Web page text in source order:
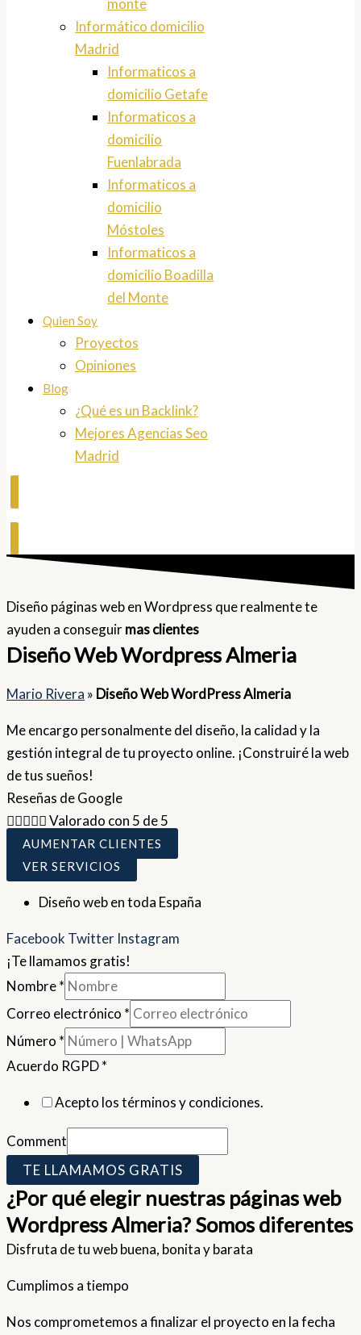
monte
Informático domicilio
Madrid
Informaticos a
domicilio Getafe
Informaticos a
domicilio
Fuenlabrada
Informaticos a
domicilio
Móstoles
Informaticos a
domicilio Boadilla
del Monte
Quien Soy
Proyectos
Opiniones
Blog
¿Qué es un Backlink?
Mejores Agencias Seo
Madrid
Diseño páginas web en Wordpress que realmente te
ayuden a conseguirmas clientes
Diseño Web Wordpress Almeria
Mario Rivera » Diseño Web WordPress Almeria
Me encargo personalmente del diseño, la calidad y la
gestión integral de tu proyecto online. ¡Construiré la web
de tus sueños!
Reseñas de Google
Valorado con 5 de 5
AUMENTAR CLIENTES
VER SERVICIOS
Diseño web en toda España
Facebook Twitter Instagram
¡Te llamamos gratis!
Nombre*
Correo electrónico *
Número *
Acuerdo RGPD*
Acepto los términos y condiciones.
Comment
TE LLAMAMOS GRATIS
¿Por qué elegir nuestras páginas web
Wordpress Almeria? Somos diferentes
Disfruta de tu web buena, bonita y barata
Cumplimos a tiempo
Nos comprometemos a finalizar el proyecto en la fecha